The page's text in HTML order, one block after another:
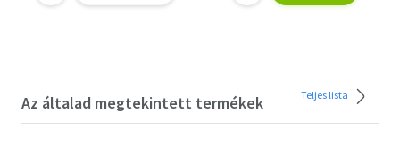
Az általad megtekintett termékek Teljes lista